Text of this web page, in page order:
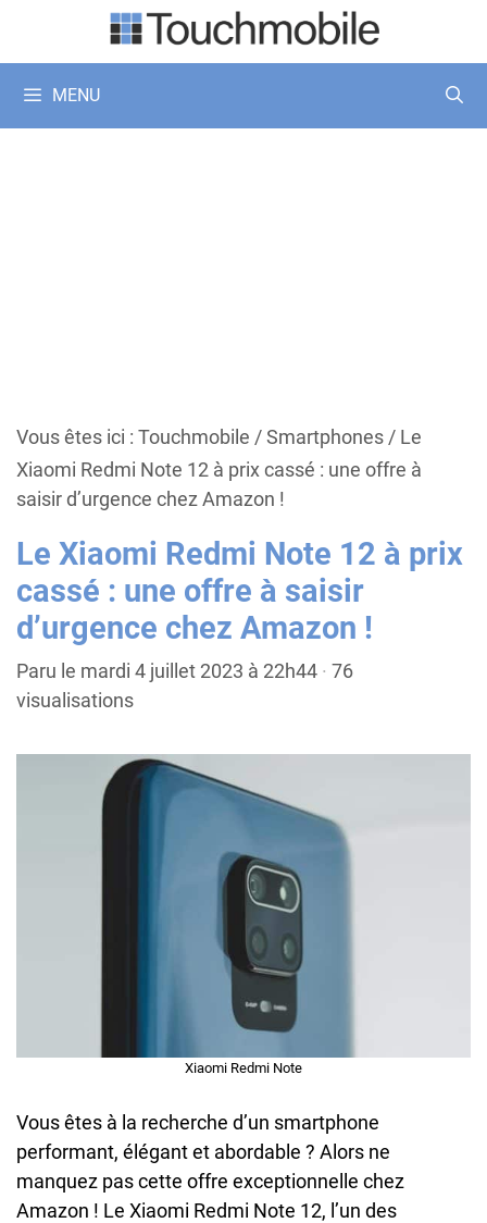
MENU
Vous êtes ici : Touchmobile /Smartphones/ Le
Xiaomi Redmi Note 12 à prix cassé : une offre à
saisir d’urgence chez Amazon !
Le Xiaomi Redmi Note 12 à prix
cassé : une offre à saisir
d’urgence chez Amazon !
Paru le mardi 4 juillet 2023 à 22h44 · 76
visualisations
Xiaomi Redmi Note
Vous êtes à la recherche d’un smartphone
performant, élégant et abordable ? Alors ne
manquez pas cette offre exceptionnelle chez
Amazon ! Le Xiaomi Redmi Note 12, l’un des